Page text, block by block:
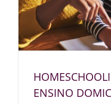
ENSINO